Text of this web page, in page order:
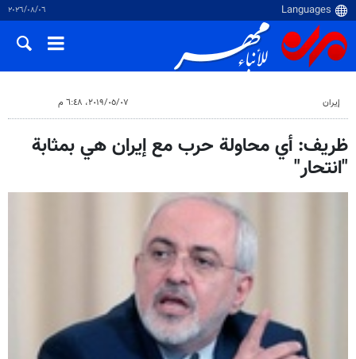
٠٦‏/٠٨‏/٢٠٢٦
إيران ٠٧‏/٠٥‏/٢٠١٩، ٦:٤٨ م
ظريف: أي محاولة حرب مع إيران هي بمثابة
"انتحار"